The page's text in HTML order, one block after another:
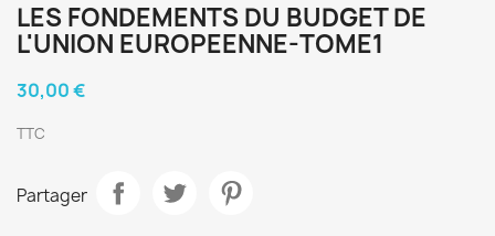
LES FONDEMENTS DU BUDGET DE
L'UNION EUROPEENNE-TOME1
30,00 €
TTC
Partager